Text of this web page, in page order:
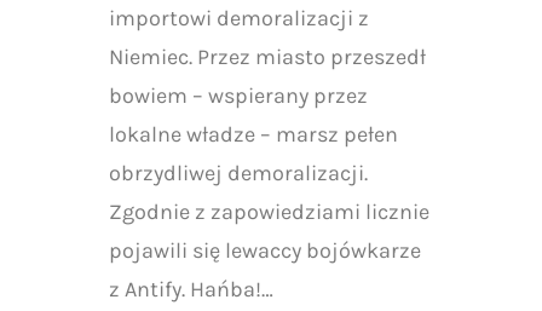
importowi demoralizacji z
Niemiec. Przez miasto przeszedł
bowiem – wspierany przez
lokalne władze – marsz pełen
obrzydliwej demoralizacji.
Zgodnie z zapowiedziami licznie
pojawili się lewaccy bojówkarze
z Antify. Hańba!…